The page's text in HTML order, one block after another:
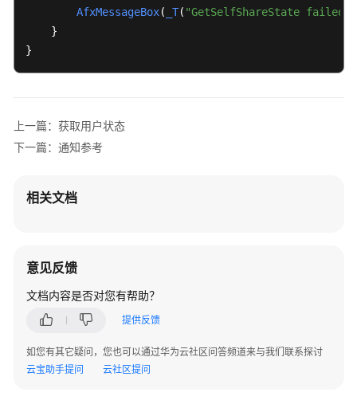
与
集
开
发
API
考
户
端
AfxMessageBox( _T( "GetSelfShareState failed"
    }
}
上一篇：获取用户状态
下一篇：通知参考
相关文档
意见反馈
文档内容是否对您有帮助？
提供反馈
如您有其它疑问，您也可以通过华为云社区问答频道来与我们联系探讨
云宝助手提问
云社区提问